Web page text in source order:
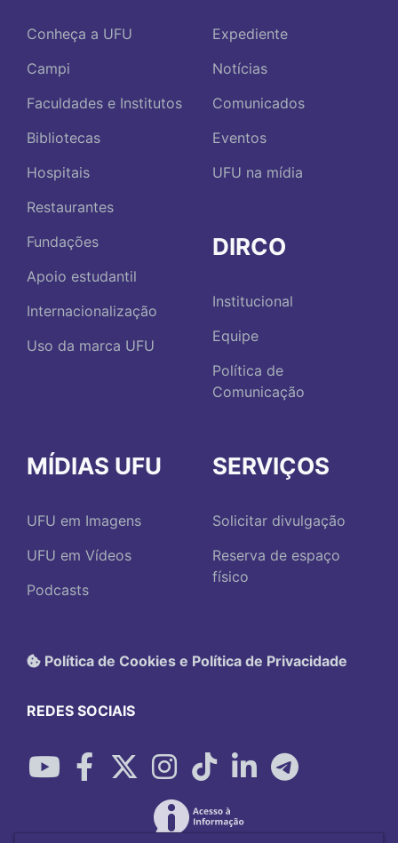
Conheça a UFU
Campi
Faculdades e Institutos
Bibliotecas
Hospitais
Restaurantes
Fundações
Apoio estudantil
Internacionalização
Uso da marca UFU
Expediente
Notícias
Comunicados
Eventos
UFU na mídia
DIRCO
Institucional
Equipe
Política de
Comunicação
MÍDIAS UFU
UFU em Imagens
UFU em Vídeos
Podcasts
SERVIÇOS
Solicitar divulgação
Reserva de espaço
físico
Política de Cookies e Política de Privacidade
REDES SOCIAIS